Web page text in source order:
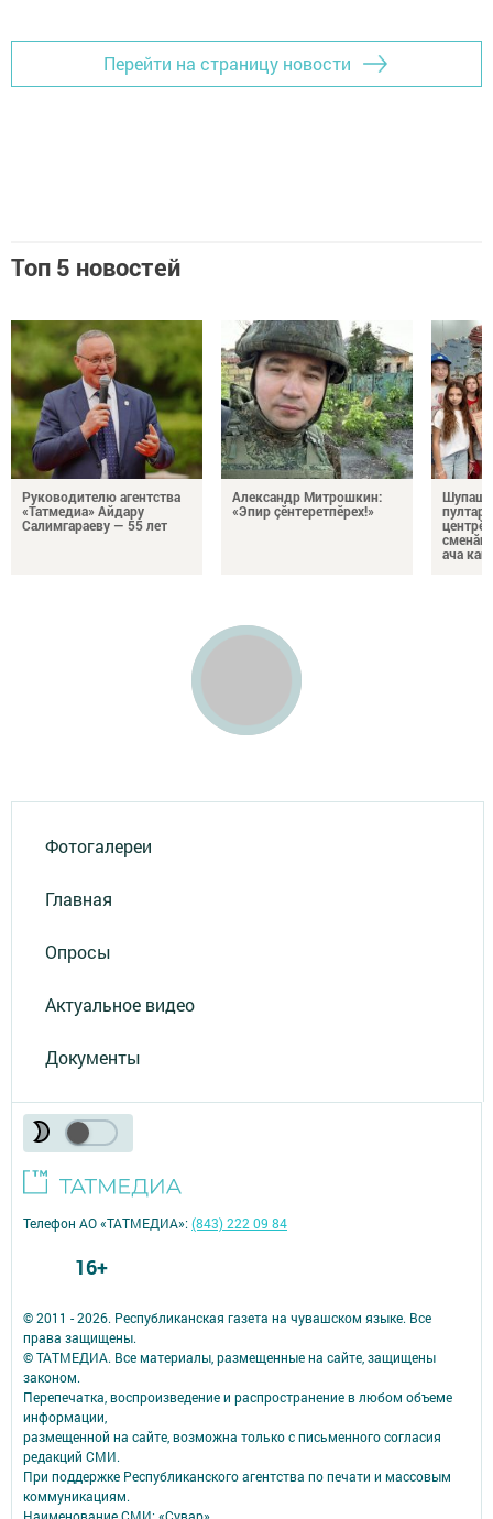
Перейти на страницу новости
Топ 5 новостей
Руководителю агентства
«Татмедиа» Айдару
Салимгараеву — 55 лет
Александр Митрошкин:
«Эпир çӗнтеретпӗрех!»
ача
Фотогалереи
Главная
Опросы
Актуальное видео
Документы
© 2011 - 2026. Республиканская газета на чувашском языке. Все
права защищены.
© ТАТМЕДИА. Все материалы, размещенные на сайте, защищены
законом.
Перепечатка, воспроизведение и распространение в любом объеме
информации,
размещенной на сайте, возможна только с письменного согласия
редакций СМИ.
При поддержке Республиканского агентства по печати и массовым
коммуникациям.
Телефон АО «ТАТМЕДИА»:(843) 222 09 84
16+